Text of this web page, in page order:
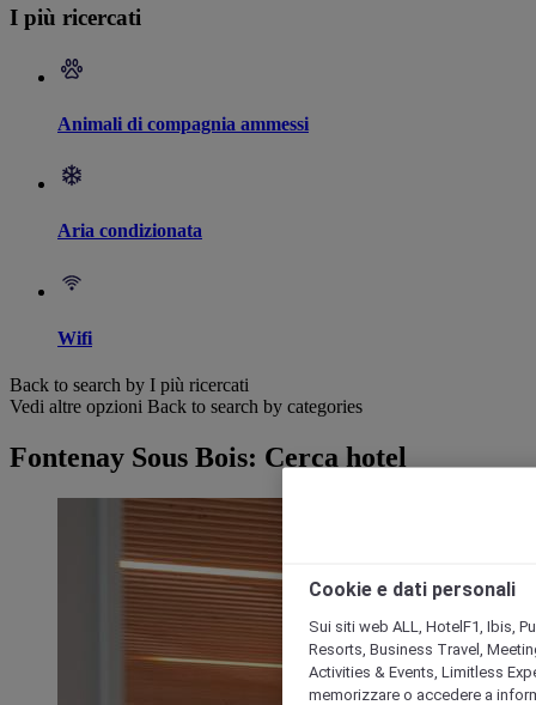
I più ricercati
Animali di compagnia ammessi
Aria condizionata
Wifi
Back to search by I più ricercati
Vedi altre opzioni Back to search by categories
Fontenay Sous Bois: Cerca hotel
Cookie e dati personali
Sui siti web ALL, HotelF1, Ibis,
Resorts, Business Travel,
Activities & Events, Limitless
memorizzare o accedere a